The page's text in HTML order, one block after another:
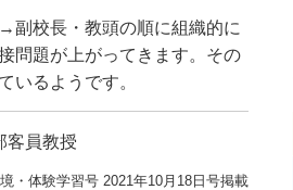
校長・教頭の順に組織的に
問題が上がってきます。その
いるようです。
客員教授
・体験学習号 2021年10月18日号掲載